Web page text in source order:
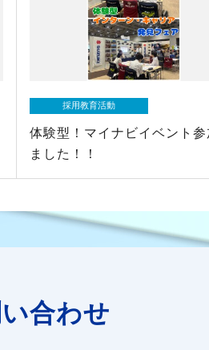
採用教育活動
体験型！マイナビイベント
ました！！
合わせ